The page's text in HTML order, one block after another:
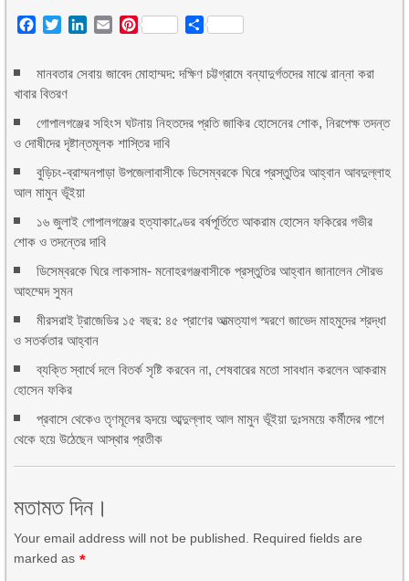
Facebook
TwitterLinkedIn
EmailPinterest Share
মানবতার সেবায় জাবেদ মোহাম্মদ: দক্ষিণ চট্টগ্রামে বন্যাদুর্গতদের মাঝে রান্না করা
খাবার বিতরণ
গোপালগঞ্জের সহিংস ঘটনায় নিহতদের প্রতি জাকির হোসেনের শোক, নিরপেক্ষ তদন্ত
ও দোষীদের দৃষ্টান্তমূলক শাস্তির দাবি
বুড়িচং-ব্রাম্মনপাড়া উপজেলাবাসীকে ডিসেম্বরকে ঘিরে প্রস্তুতির আহ্বান আবদুল্লাহ
আল মামুন ভূঁইয়া
১৬ জুলাই গোপালগঞ্জের হত্যাকাণ্ডের বর্ষপূর্তিতে আকরাম হোসেন ফকিরের গভীর
শোক ও তদন্তের দাবি
ডিসেম্বরকে ঘিরে লাকসাম- মনোহরগঞ্জবাসীকে প্রস্তুতির আহ্বান জানালেন সৌরভ
আহম্মেদ সুমন
মীরসরাই ট্রাজেডির ১৫ বছর: ৪৫ প্রাণের আত্মত্যাগ স্মরণে জাভেদ মাহমুদের শ্রদ্ধা
ও সতর্কতার আহ্বান
ব্যক্তি স্বার্থে দলে বিতর্ক সৃষ্টি করবেন না, শেষবারের মতো সাবধান করলেন আকরাম
হোসেন ফকির
প্রবাসে থেকেও তৃণমূলের হৃদয়ে আব্দুল্লাহ আল মামুন ভূঁইয়া দুঃসময়ে কর্মীদের পাশে
থেকে হয়ে উঠেছেন আস্থার প্রতীক
মতামত দিন।
Your email address will not be published. Required fields are
marked as *